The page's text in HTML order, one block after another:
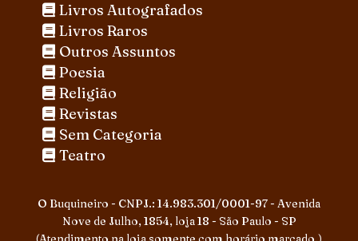
Livros Autografados
Livros Raros
Outros Assuntos
Poesia
Religião
Revistas
Sem Categoria
Teatro
O Buquineiro - CNPJ.: 14.983.301/0001-97 - Avenida
Nove de Julho, 1854, loja 18 - São Paulo - SP